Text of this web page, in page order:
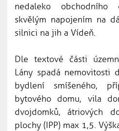
nedaleko obchodního
skvělým napojením na
silnici na jih a Vídeň.
Dle textové části
Lány spadá nemovitosti
bydlení smíšeného,
bytového domu, vila
dvojdomků, átriových
plochy (IPP) max 1,5.